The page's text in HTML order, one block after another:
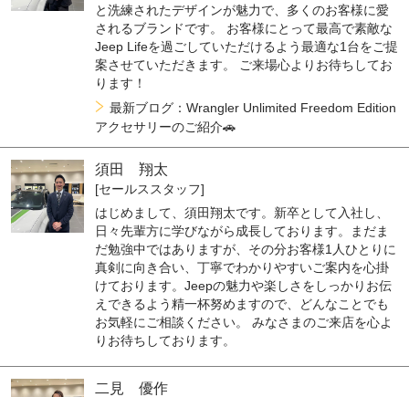
と洗練されたデザインが魅力で、多くのお客様に愛
されるブランドです。 お客様にとって最高で素敵な
Jeep Lifeを過ごしていただけるよう最適な1台をご提
案させていただきます。 ご来場心よりお待ちしてお
ります！
最新ブログ：Wrangler Unlimited Freedom Edition
アクセサリーのご紹介🚗
須田 翔太
[セールススタッフ]
はじめまして、須田翔太です。新卒として入社し、
日々先輩方に学びながら成長しております。まだま
だ勉強中ではありますが、その分お客様1人ひとりに
真剣に向き合い、丁寧でわかりやすいご案内を心掛
けております。Jeepの魅力や楽しさをしっかりお伝
えできるよう精一杯努めますので、どんなことでも
お気軽にご相談ください。 みなさまのご来店を心よ
りお待ちしております。
二見 優作